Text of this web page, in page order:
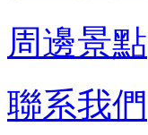
周邊景點
聯系我們